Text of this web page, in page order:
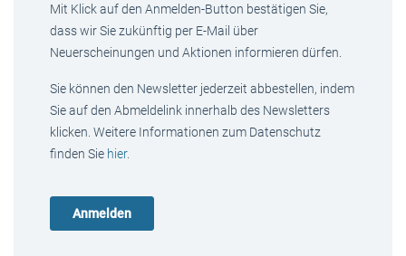
Mit Klick auf den Anmelden-Button bestätigen Sie,
dass wir Sie zukünftig per E-Mail über
Neuerscheinungen und Aktionen informieren dürfen.
Sie können den Newsletter jederzeit abbestellen, indem
Sie auf den Abmeldelink innerhalb des Newsletters
klicken. Weitere Informationen zum Datenschutz
finden Sie hier.